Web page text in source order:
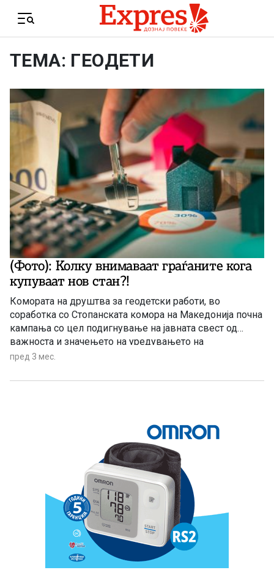
Menu
ТЕМА: ГЕОДЕТИ
(Фото): Колку внимаваат граѓаните кога
купуваат нов стан?!
Комората на друштва за геодетски работи, во
соработка со Стопанската комора на Македонија почна
кампања со цел подигнување на јавната свест од
важноста и значењето на уредувањето на
сопственичките права на сопствениците на недвижен
Поседувај. Твојот имот, твоја сигурност“, ќе биде
субејкти), со цел да се укаже на потребата од правилно
и непречено користење на имотот, како и негово
правилно управување, оттуѓување и купување.
пред 3 мес.